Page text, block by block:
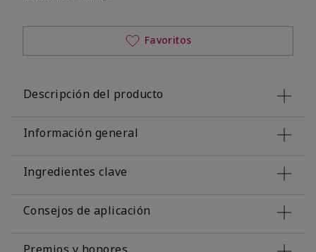
Favoritos
Descripción del producto
Información general
Ingredientes clave
Consejos de aplicación